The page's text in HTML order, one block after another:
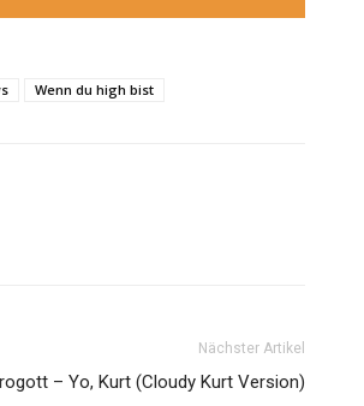
Wenn du high bist
Nächster Artikel
– Yo, Kurt (Cloudy Kurt Version)